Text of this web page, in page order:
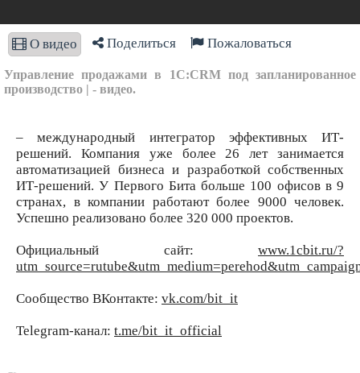
О видео Поделиться Пожаловаться
Управление продажами в 1С:CRM под запланированное
производство | - видео.
– международный интегратор эффективных ИТ-
решений. Компания уже более 26 лет занимается
автоматизацией бизнеса и разработкой собственных
ИТ-решений. У Первого Бита больше 100 офисов в 9
странах, в компании работают более 9000 человек.
Успешно реализовано более 320 000 проектов.
Официальный сайт: www.1cbit.ru/?
Сообщество ВКонтакте: vk.com/bit_it
Telegram-канал: t.me/bit_it_official